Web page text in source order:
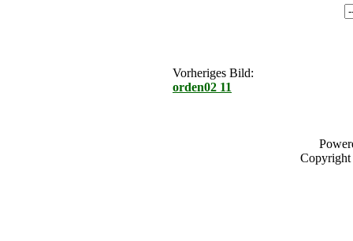
Vorheriges Bild:
orden02 11